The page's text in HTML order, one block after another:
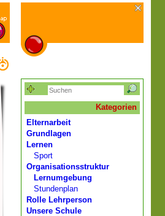
Kategorien
Elternarbeit
Grundlagen
Lernen
Sport
Organisationsstruktur
Lernumgebung
Stundenplan
Rolle Lehrperson
Unsere Schule